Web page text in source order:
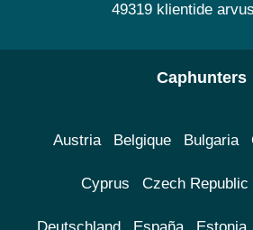
49319 klientide
Caphunters
Austria Belgique Bulgaria
Cyprus Czech Republic